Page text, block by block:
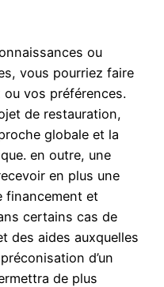
ou
vous pourriez faire
vos préférences.
de restauration,
globale et la
en outre, une
en plus une
financement et
certains cas de
des aides auxquelles
d’un
de plus